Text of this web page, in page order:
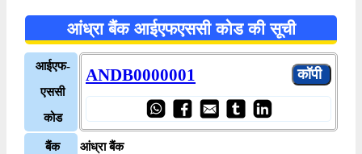
आंध्रा बैंक आईएफएससी कोड की सूची
आईएफ-
एससी
कोड
ANDB0000001
बैंक आंध्रा बैंक